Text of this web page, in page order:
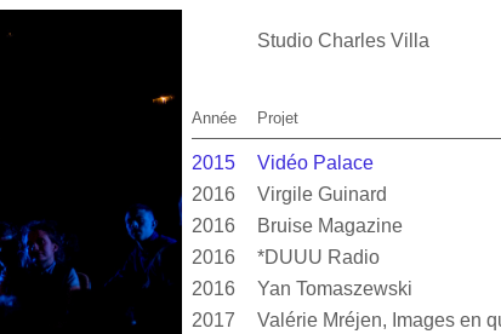
Studio Charles Villa
Année Projet
2015 Vidéo Palace
2016
Virgile Guinard
2016
Bruise Magazine
2016
*DUUU Radio
2016 Yan Tomaszewski
2017